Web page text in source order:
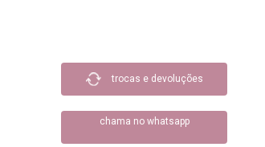
trocas e devoluções
chama no whatsapp